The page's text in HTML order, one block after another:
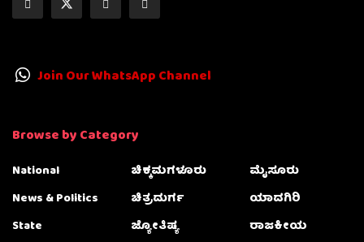
Join Our WhatsApp Channel
Browse by Category
National
News & Politics
State
ಚಿಕ್ಕಮಗಳೂರು
ಚಿತ್ರದುರ್ಗ
ಜ್ಯೋತಿಷ್ಯ
ಮೈಸೂರು
ಯಾದಗಿರಿ
ರಾಜಕೀಯ